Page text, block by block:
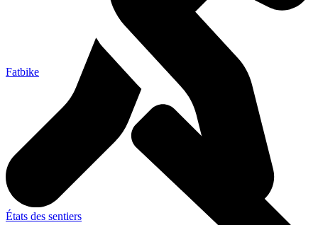
États des sentiers
Fatbike